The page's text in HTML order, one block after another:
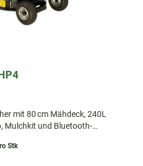
mit 80 cm Mähdeck, 240L
Mulchkit und Bluetooth-
Stk